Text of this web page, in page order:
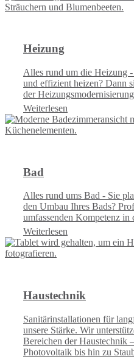
Heizung
Alles rund um die Heizung
und effizient heizen? Dann
der
Weiterlesen
Bad
Alles rund ums Bad - Sie
den Umbau Ihres Bads?
umfassenden Kompetenz in
Weiterlesen
Haustechnik
Sanitärinstallationen für
unsere Stärke. Wir
Bereichen der Haustechnik
Photovoltaik bis hin zu